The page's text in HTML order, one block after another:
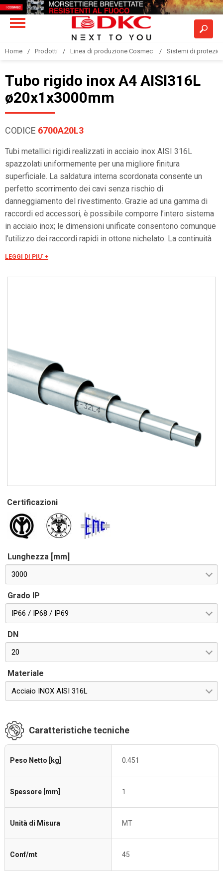
Home Prodotti Linea di produzione Cosmec Sistemi di
Tubo rigido inox A4 AISI316L
ø20x1x3000mm
CODICE 6700A20L3
Tubi metallici rigidi realizzati in acciaio inox AISI 316L
spazzolati uniformemente per una migliore finitura
superficiale. La saldatura interna scordonata consente un
perfetto scorrimento dei cavi senza rischio di
danneggiamento del rivestimento. Grazie ad una gamma di
raccordi ed accessori, è possibile comporre l’intero sistema
in acciaio inox; le dimensioni unificate consentono comunque
l’utilizzo dei raccordi rapidi in ottone nichelato. La continuità
LEGGI DI PIU' +
Certificazioni
Lunghezza [mm]
3000
Grado IP
IP66 / IP68 / IP69
DN
20
Materiale
Acciaio INOX AISI 316L
Caratteristiche tecniche
Peso Netto [kg] 0.451
Spessore [mm] 1
Unità di Misura MT
Conf/mt 45